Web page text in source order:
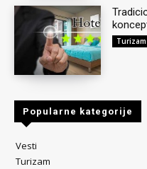
Turizam
Popularne kategorije
Vesti
Turizam